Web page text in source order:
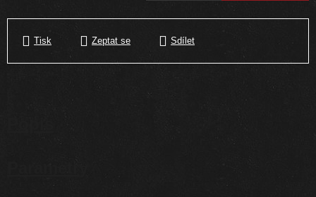
Tisk Zeptat se Sdílet